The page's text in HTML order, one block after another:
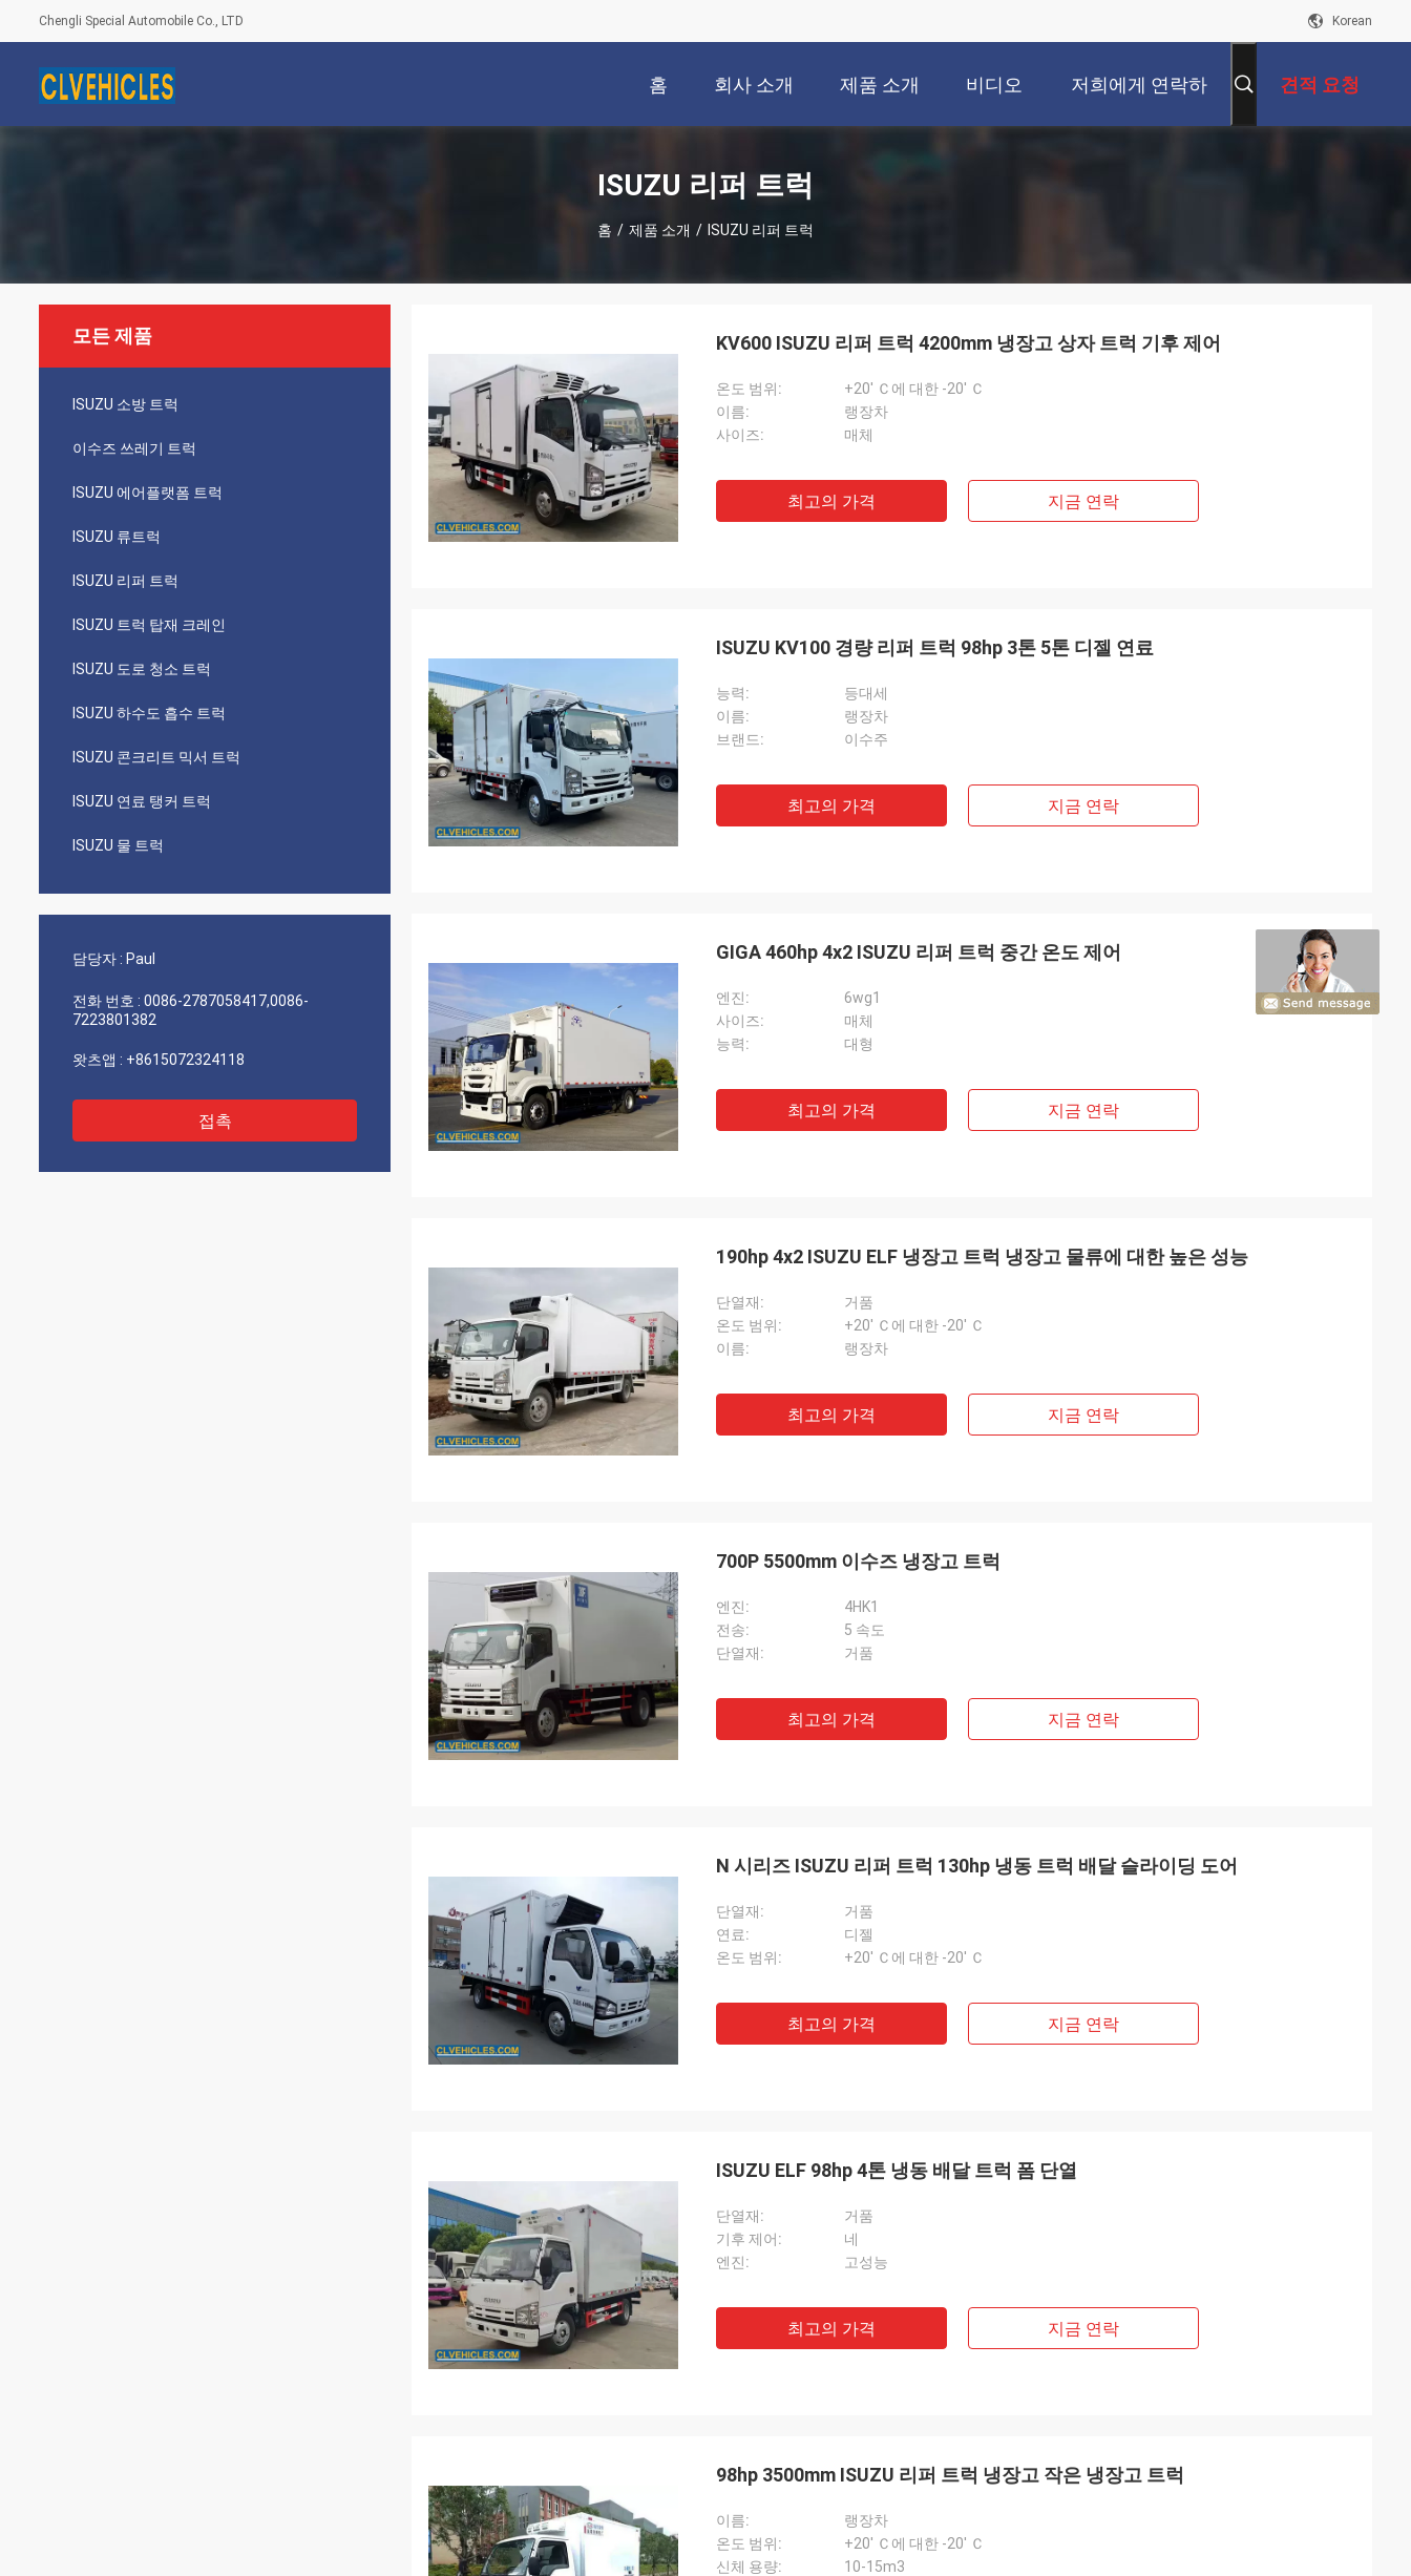
Chengli Special Automobile Co., LTD Korean
홈 회사 소개 제품 소개 비디오 저희에게 연락하 견적 요청
ISUZU 리퍼 트럭
홈 / 제품 소개 / ISUZU 리퍼 트럭
모든 제품
ISUZU 소방 트럭
이수즈 쓰레기 트럭
ISUZU 에어플랫폼 트럭
ISUZU 류트럭
ISUZU 리퍼 트럭
ISUZU 트럭 탑재 크레인
ISUZU 도로 청소 트럭
ISUZU 하수도 흡수 트럭
ISUZU 콘크리트 믹서 트럭
ISUZU 연료 탱커 트럭
ISUZU 물 트럭
담당자 : Paul
전화 번호 : 0086-2787058417,0086-
7223801382
왓츠앱 : +8615072324118
접촉
KV600 ISUZU 리퍼 트럭 4200mm 냉장고 상자 트럭 기후 제어
온도 범위:
+20' Ｃ에 대한 -20' Ｃ
이름:
랭장차
사이즈:
매체
최고의 가격 지금 연락
ISUZU KV100 경량 리퍼 트럭 98hp 3톤 5톤 디젤 연료
능력:
등대세
이름:
랭장차
브랜드:
이수주
최고의 가격 지금 연락
GIGA 460hp 4x2 ISUZU 리퍼 트럭 중간 온도 제어
엔진:
6wg1
사이즈:
매체
능력:
대형
최고의 가격 지금 연락
190hp 4x2 ISUZU ELF 냉장고 트럭 냉장고 물류에 대한 높은 성능
단열재:
거품
온도 범위:
+20' Ｃ에 대한 -20' Ｃ
이름:
랭장차
최고의 가격 지금 연락
700P 5500mm 이수즈 냉장고 트럭
엔진:
4HK1
전송:
5 속도
단열재:
거품
최고의 가격 지금 연락
N 시리즈 ISUZU 리퍼 트럭 130hp 냉동 트럭 배달 슬라이딩 도어
단열재:
거품
연료:
디젤
온도 범위:
+20' Ｃ에 대한 -20' Ｃ
최고의 가격 지금 연락
ISUZU ELF 98hp 4톤 냉동 배달 트럭 폼 단열
단열재:
거품
기후 제어:
네
엔진:
고성능
최고의 가격 지금 연락
98hp 3500mm ISUZU 리퍼 트럭 냉장고 작은 냉장고 트럭
이름:
랭장차
온도 범위:
+20' Ｃ에 대한 -20' Ｃ
신체 용량:
10-15m3